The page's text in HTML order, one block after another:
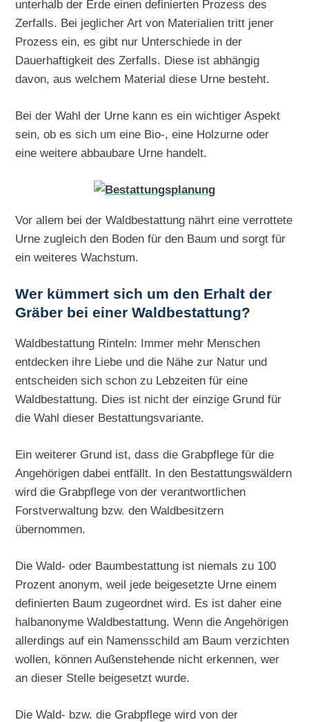
unterhalb der Erde einen definierten Prozess des
Zerfalls. Bei jeglicher Art von Materialien tritt jener
Prozess ein, es gibt nur Unterschiede in der
Dauerhaftigkeit des Zerfalls. Diese ist abhängig
davon, aus welchem Material diese Urne besteht.
Bei der Wahl der Urne kann es ein wichtiger Aspekt
sein, ob es sich um eine Bio-, eine Holzurne oder
eine weitere abbaubare Urne handelt.
Vor allem bei der Waldbestattung nährt eine verrottete
Urne zugleich den Boden für den Baum und sorgt für
ein weiteres Wachstum.
Wer kümmert sich um den Erhalt der
Gräber bei einer Waldbestattung?
Waldbestattung Rinteln: Immer mehr Menschen
entdecken ihre Liebe und die Nähe zur Natur und
entscheiden sich schon zu Lebzeiten für eine
Waldbestattung. Dies ist nicht der einzige Grund für
die Wahl dieser Bestattungsvariante.
Ein weiterer Grund ist, dass die Grabpflege für die
Angehörigen dabei entfällt. In den Bestattungswäldern
wird die Grabpflege von der verantwortlichen
Forstverwaltung bzw. den Waldbesitzern
übernommen.
Die Wald- oder Baumbestattung ist niemals zu 100
Prozent anonym, weil jede beigesetzte Urne einem
definierten Baum zugeordnet wird. Es ist daher eine
halbanonyme Waldbestattung. Wenn die Angehörigen
allerdings auf ein Namensschild am Baum verzichten
wollen, können Außenstehende nicht erkennen, wer
an dieser Stelle beigesetzt wurde.
Die Wald- bzw. die Grabpflege wird von der